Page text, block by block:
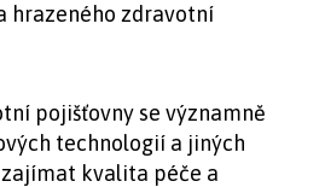
hrazeného zdravotní
pojišťovny se významně
technologií a jiných
kvalita péče a